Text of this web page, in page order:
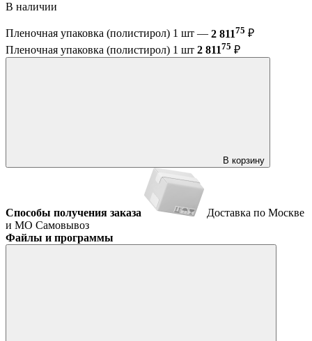
В наличии
Пленочная упаковка (полистирол) 1 шт — 2 81175 ₽
Пленочная упаковка (полистирол) 1 шт 2 81175 ₽
В корзину
Способы получения заказа
Доставка по Москве
и МО Самовывоз
Файлы и программы